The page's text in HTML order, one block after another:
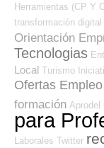
Herramientas (CP Y
transformación digital
Orientación
Tecnologias
Local Turismo
Ofertas
formación Aprodel
para
Laborales Twitter